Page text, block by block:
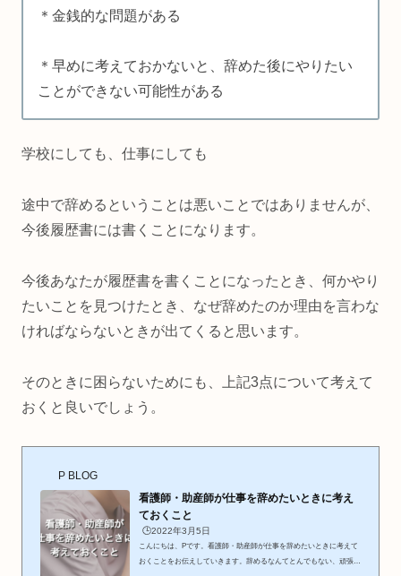
＊金銭的な問題がある
＊早めに考えておかないと、辞めた後にやりたい
ことができない可能性がある
学校にしても、仕事にしても
途中で辞めるということは悪いことではありませんが、
今後履歴書には書くことになります。
今後あなたが履歴書を書くことになったとき、何かやり
たいことを見つけたとき、なぜ辞めたのか理由を言わな
ければならないときが出てくると思います。
そのときに困らないためにも、上記3点について考えて
おくと良いでしょう。
P BLOG
看護師・助産師が仕事を辞めたいときに考え
ておくこと
🕒️2022年3月5日
こんにちは、Pです。看護師・助産師が仕事を辞めたいときに考えて
おくことをお伝えしていきます。辞めるなんてとんでもない、頑張る